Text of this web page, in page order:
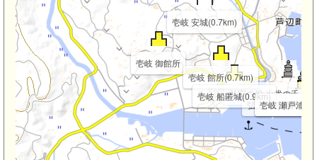
弘安の役 少弐の千人
弘安の役 瀬戸浦
少弐資時の墓
壱岐 御館所
壱岐 安城(0.7km)
壱岐 館所(0.7km)
壱岐 船匿城(0.9km)
壱岐 瀬戸浦の